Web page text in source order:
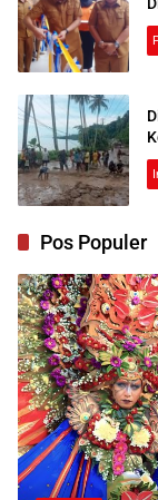
Pos Populer